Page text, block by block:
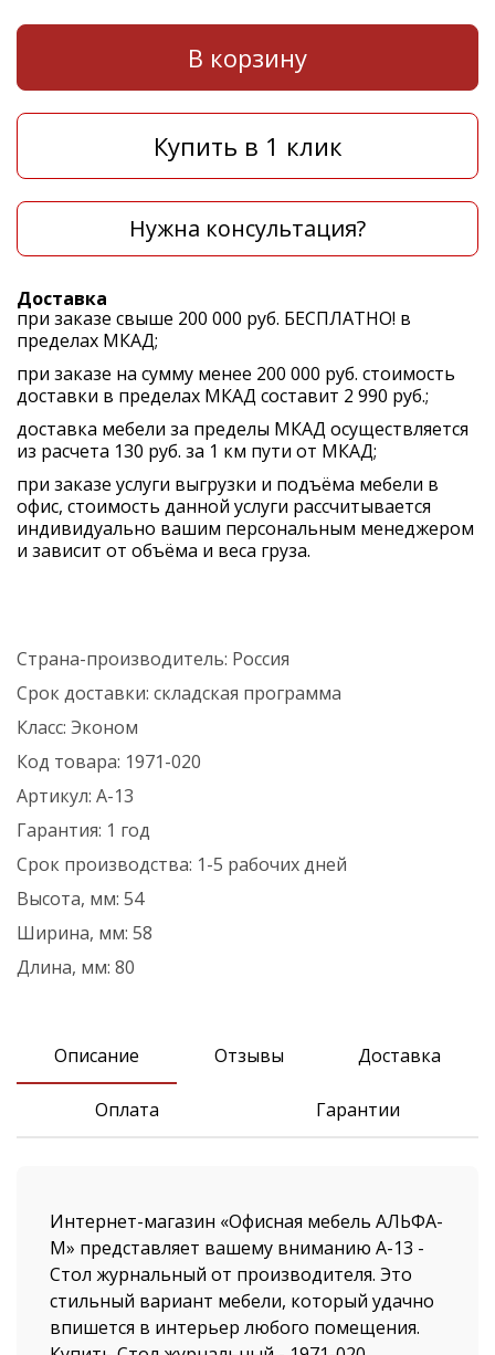
В корзину
Купить в 1 клик
Нужна консультация?
Доставка
при заказе свыше 200 000 руб. БЕСПЛАТНО! в
пределах МКАД;
при заказе на сумму менее 200 000 руб. стоимость
доставки в пределах МКАД составит 2 990 руб.;
доставка мебели за пределы МКАД осуществляется
из расчета 130 руб. за 1 км пути от МКАД;
при заказе услуги выгрузки и подъёма мебели в
офис, стоимость данной услуги рассчитывается
индивидуально вашим персональным менеджером
и зависит от объёма и веса груза.
Страна-производитель: Россия
Срок доставки: складская программа
Класс: Эконом
Код товара: 1971-020
Артикул: А-13
Гарантия: 1 год
Срок производства: 1-5 рабочих дней
Высота, мм: 54
Ширина, мм: 58
Длина, мм: 80
Описание Отзывы Доставка
Оплата Гарантии
Интернет-магазин «Офисная мебель АЛЬФА-
М» представляет вашему вниманию А-13 -
Стол журнальный от производителя. Это
стильный вариант мебели, который удачно
впишется в интерьер любого помещения.